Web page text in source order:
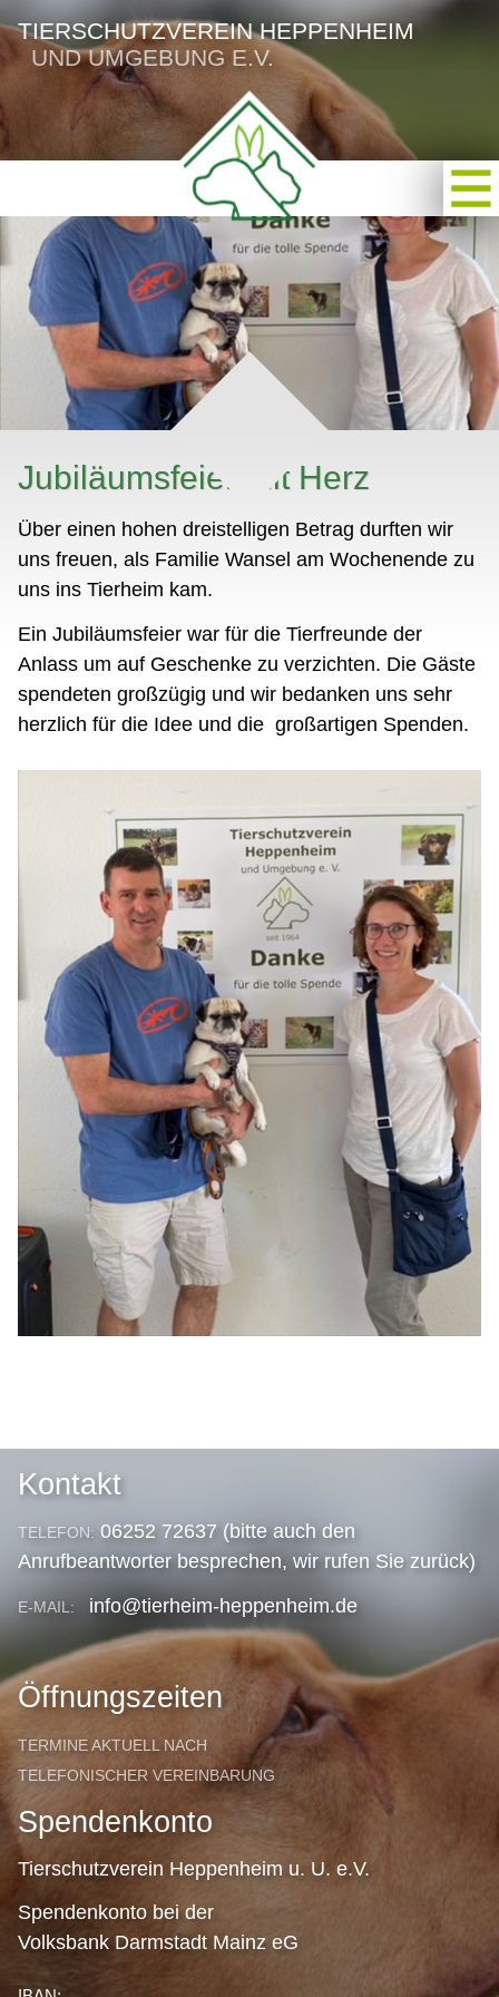
TIERSCHUTZVEREIN HEPPENHEIM
UND UMGEBUNG E.V.
Jubiläumsfeier mit Herz
Über einen hohen dreistelligen Betrag durften wir
uns freuen, als Familie Wansel am Wochenende zu
uns ins Tierheim kam.
Ein Jubiläumsfeier war für die Tierfreunde der
Anlass um auf Geschenke zu verzichten. Die Gäste
spendeten großzügig und wir bedanken uns sehr
herzlich für die Idee und die großartigen Spenden.
Kontakt
TELEFON: 06252 72637 (bitte auch den
Anrufbeantworter besprechen, wir rufen Sie zurück)
E-MAIL: info@tierheim-heppenheim.de
Öffnungszeiten
TERMINE AKTUELL NACH
TELEFONISCHER VEREINBARUNG
Spendenkonto
Tierschutzverein Heppenheim u. U. e.V.
Spendenkonto bei der
Volksbank Darmstadt Mainz eG